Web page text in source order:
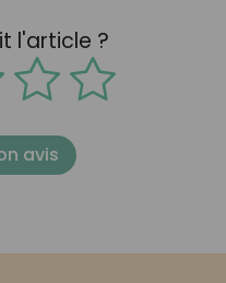
l'article ?
avis